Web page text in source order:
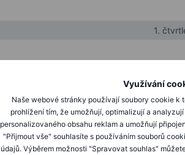
Využívání
Naše webové stránky používají soubory cookie k
prohlížení tím, že umožňují, optimalizují a
personalizovaného obsahu reklam a umožňují
"Přijmout vše" souhlasíte s používáním souborů
údajů. Výběrem možnosti "Spravovat souhlas"
1.